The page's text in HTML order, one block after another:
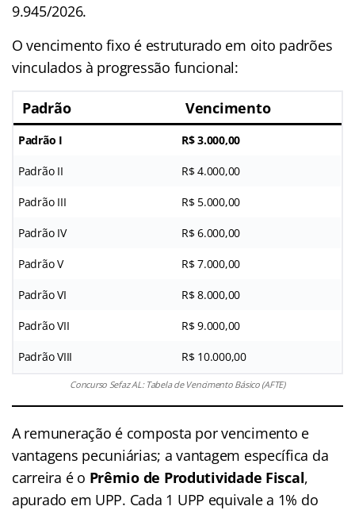
9.945/2026.
O vencimento fixo é estruturado em oito padrões
vinculados à progressão funcional:
Padrão Vencimento
Padrão I R$ 3.000,00
Padrão II R$ 4.000,00
Padrão III R$ 5.000,00
Padrão IV R$ 6.000,00
Padrão V R$ 7.000,00
Padrão VI R$ 8.000,00
Padrão VII R$ 9.000,00
Padrão VIII R$ 10.000,00
Concurso Sefaz AL: Tabela de Vencimento Básico (AFTE)
A remuneração é composta por vencimento e
vantagens pecuniárias; a vantagem específica da
carreira é o Prêmio de Produtividade Fiscal,
apurado em UPP. Cada 1 UPP equivale a 1% do